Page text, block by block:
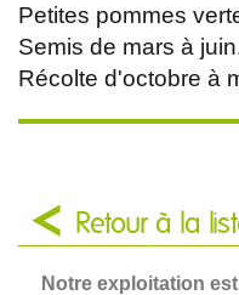
Petites pommes
Semis de mars à
Récolte d'octobre à
Retour à la
Notre exploitation